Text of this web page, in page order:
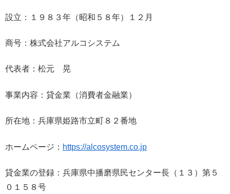
設立：１９８３年（昭和５８年）１２月
商号：株式会社アルコシステム
代表者：松元 晃
事業内容：貸金業（消費者金融業）
所在地：兵庫県姫路市立町８２番地
ホームページ： https://alcosystem.co.jp
貸金業の登録：兵庫県中播磨県民センター長（１３）第５
０１５８号